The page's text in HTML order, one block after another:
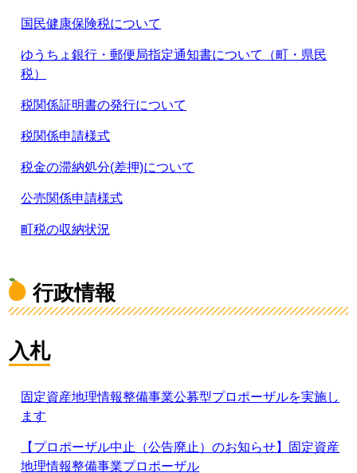
国民健康保険税について
ゆうちょ銀行・郵便局指定通知書について（町・県民
税）
税関係証明書の発行について
税関係申請様式
税金の滞納処分(差押)について
公売関係申請様式
町税の収納状況
行政情報
入札
固定資産地理情報整備事業公募型プロポーザルを実施し
ます
【プロポーザル中止（公告廃止）のお知らせ】固定資産
地理情報整備事業プロポーザル